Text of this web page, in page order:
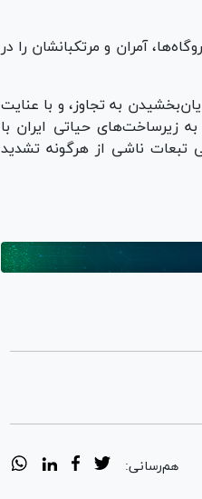
آمران و مرتکبانشان را در
به تجاوز، و با عنایت
زیرساخت‌های حیاتی ایران با
تبعات ناشی از هرگونه تشدید
هم‌رسانی: